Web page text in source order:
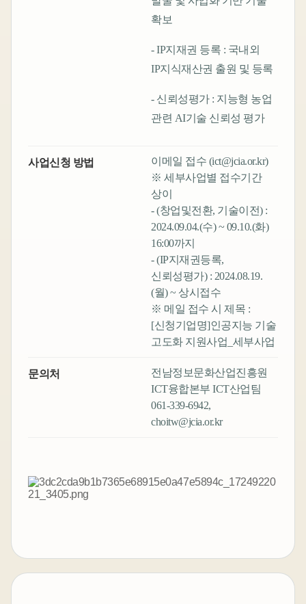
확보
- IP지재권 등록 : 국내외
IP지식재산권 출원 및 등록
- 신뢰성평가 : 지능형 농업
관련 AI기술 신뢰성 평가
사업신청 방법
이메일 접수 (ict@jcia.or.kr)
※ 세부사업별 접수기간
상이
- (창업및전환, 기술이전) :
2024.09.04.(수) ~ 09.10.(화)
16:00까지
- (IP지재권등록,
신뢰성평가) : 2024.08.19.
(월) ~ 상시접수
※ 메일 접수 시 제목 :
[신청기업명]인공지능 기술
고도화 지원사업_세부사업
문의처
전남정보문화산업진흥원
ICT융합본부 ICT산업팀
061-339-6942,
choitw@jcia.or.kr